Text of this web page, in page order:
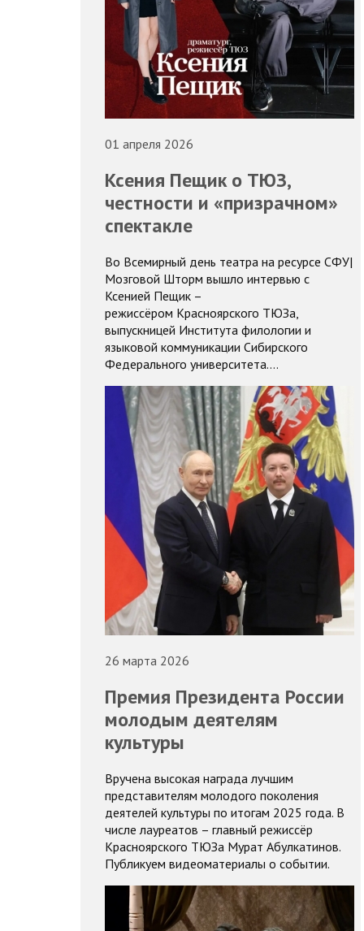
01 апреля 2026
Ксения Пещик о ТЮЗ,
честности и «призрачном»
спектакле
Во Всемирный день театра на ресурсе СФУ|
Мозговой Шторм вышло интервью с
Ксенией Пещик –
режиссёром Красноярского ТЮЗа,
выпускницей Института филологии и
языковой коммуникации Сибирского
Федерального университета.…
26 марта 2026
Премия Президента России
молодым деятелям
культуры
Вручена высокая награда лучшим
представителям молодого поколения
деятелей культуры по итогам 2025 года. В
числе лауреатов – главный режиссёр
Красноярского ТЮЗа Мурат Абулкатинов.
Публикуем видеоматериалы о событии.